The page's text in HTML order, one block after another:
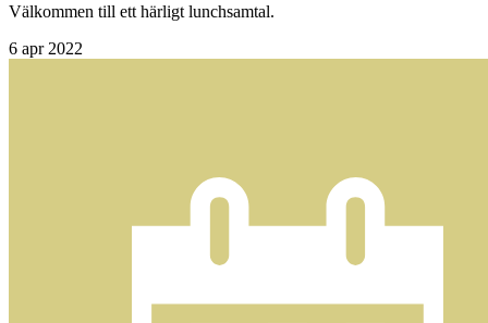
Välkommen till ett härligt lunchsamtal.
6 apr 2022